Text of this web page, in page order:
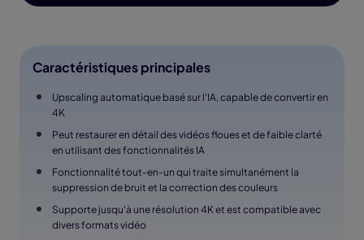
Caractéristiques principales
Upscaling automatique basé sur l'IA, capable de convertir en
4K
Peut restaurer en détail des vidéos floues et de faible clarté
en utilisant des fonctionnalités IA
Fonctionnalité tout-en-un qui traite simultanément la
suppression de bruit et la correction des couleurs
Supporte jusqu'à une résolution 4K et est compatible avec
divers formats vidéo